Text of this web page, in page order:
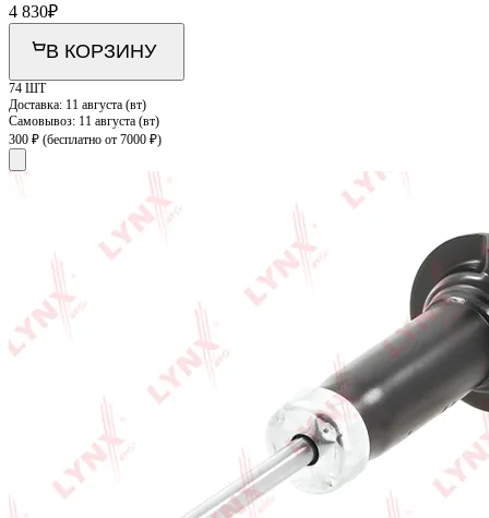
4 830₽
В КОРЗИНУ
74 ШТ
Доставка: 11 августа (вт)
Самовывоз: 11 августа (вт)
300 ₽ (бесплатно от 7000 ₽)